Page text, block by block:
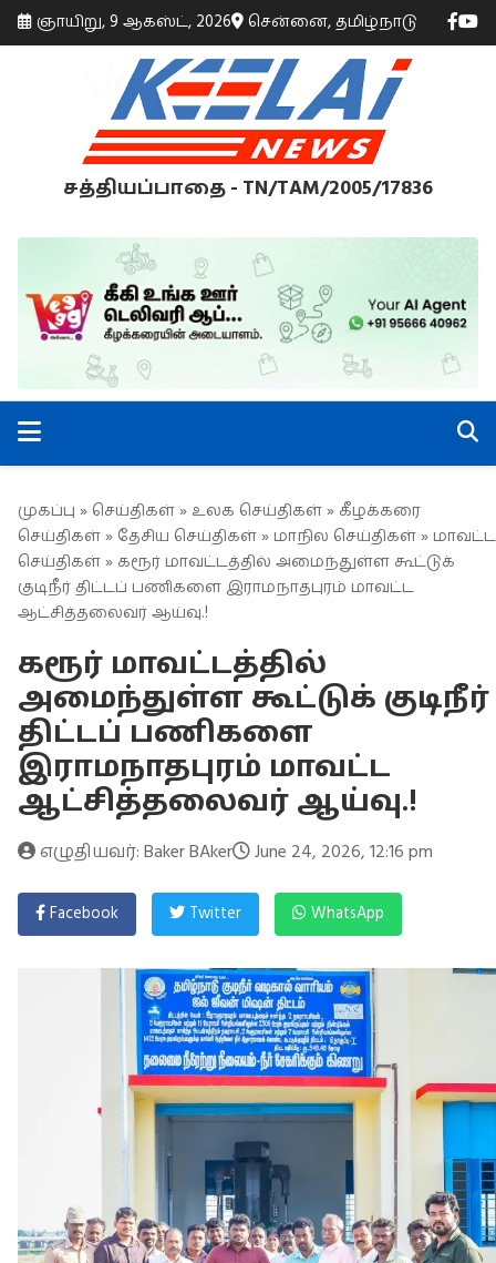
ஞாயிறு, 9 ஆகஸ்ட், 2026 சென்னை, தமிழ்நாடு
சத்தியப்பாதை - TN/TAM/2005/17836
முகப்பு » செய்திகள் » உலக செய்திகள் » கீழக்கரை
செய்திகள் » தேசிய செய்திகள் » மாநில செய்திகள் » மாவட்ட
செய்திகள் » கரூர் மாவட்டத்தில் அமைந்துள்ள கூட்டுக்
குடிநீர் திட்டப் பணிகளை இராமநாதபுரம் மாவட்ட
ஆட்சித்தலைவர் ஆய்வு.!
கரூர் மாவட்டத்தில்
அமைந்துள்ள கூட்டுக் குடிநீர்
திட்டப் பணிகளை
இராமநாதபுரம் மாவட்ட
ஆட்சித்தலைவர் ஆய்வு.!
எழுதியவர்: Baker BAker June 24, 2026, 12:16 pm
Facebook Twitter WhatsApp